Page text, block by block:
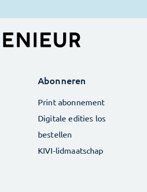
Abonneren
Print abonnement
Digitale edities los
bestellen
KIVI-lidmaatschap